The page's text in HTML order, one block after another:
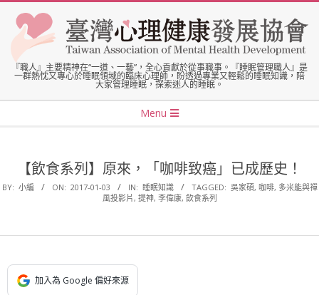
content
臺
灣
心
理
健
康
『職人』主要精神在“一道、一藝”，全心貢獻於從事職事。『睡眠管理職人』是
一群熱忱又專心於睡眠領域的臨床心理師，盼透過專業又輕鬆的睡眠知識，陪
大家管理睡眠，探索迷人的睡眠。
Menu
【飲食系列】原來，「咖啡致癌」已成歷史！
BY: 小編 ON: 2017-01-03 IN: 睡眠知識 TAGGED: 吳家碩, 咖啡, 多米能與禪
風投影片, 提神, 李偉康, 飲食系列
加入為 Google 偏好來源